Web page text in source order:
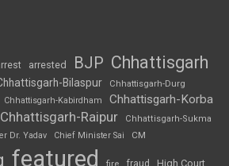
arrested BJP Chhattisgarh
Bilaspur Chhattisgarh-Durg
Chhattisgarh-Kabirdham Chhattisgarh-Korba
Chhattisgarh-Raipur
Chhattisgarh-Sukma
Dr. Yadav Chief Minister Sai CM
featured fire fraud High Court